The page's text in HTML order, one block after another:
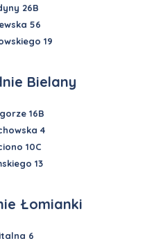
26B
56
19
Bielany
16B
4
10C
13
Łomianki
6